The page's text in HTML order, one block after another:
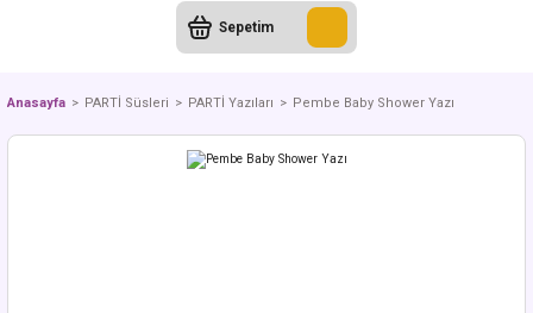
Sepetim
Anasayfa PARTİ Süsleri PARTİ Yazıları Pembe Baby Shower Yazı